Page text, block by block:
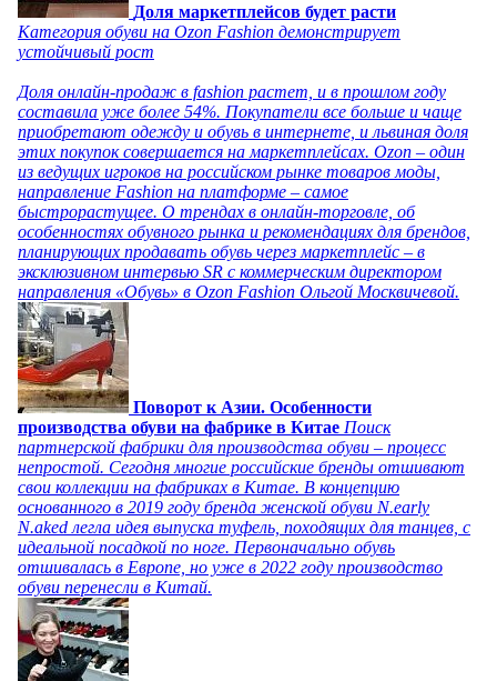
Доля маркетплейсов будет расти
Категория обуви на Ozon Fashion демонстрирует
устойчивый рост
Доля онлайн-продаж в fashion растет, и в прошлом году
составила уже более 54%. Покупатели все больше и чаще
приобретают одежду и обувь в интернете, и львиная доля
этих покупок совершается на маркетплейсах. Ozon – один
из ведущих игроков на российском рынке товаров моды,
направление Fashion на платформе – самое
быстрорастущее. О трендах в онлайн-торговле, об
особенностях обувного рынка и рекомендациях для брендов,
планирующих продавать обувь через маркетплейс – в
эксклюзивном интервью SR с коммерческим директором
направления «Обувь» в Ozon Fashion Ольгой Москвичевой.
Поворот к Азии. Особенности
производства обуви на фабрике в Китае Поиск
партнерской фабрики для производства обуви – процесс
непростой. Сегодня многие российские бренды отшивают
свои коллекции на фабриках в Китае. В концепцию
основанного в 2019 году бренда женской обуви N.early
N.aked легла идея выпуска туфель, походящих для танцев, с
идеальной посадкой по ноге. Первоначально обувь
отшивалась в Европе, но уже в 2022 году производство
обуви перенесли в Китай.